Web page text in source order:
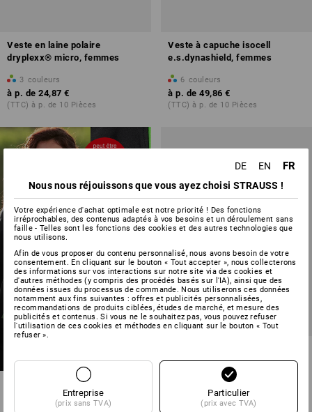
Veste en laine polaire
dryplexx® micro, femmes
3 couleurs
à p. de 24,87 €
(TTC) à p. de 10 Pièces
Veste à capuche isocell
e.s.dynashield, femmes
6 couleurs
à p. de 49,86 €
(TTC) à p. de 10 Pièces
COMPOSER !
Le design de broderie de votre
choix en quelques clics – idéal
pour les vêtements de travail
sollicités
créez vous-même
e.s.vintage, femmes
41,53 €
(TTC) à p. de 10 Pièces
DE EN FR
Nous nous réjouissons que vous ayez choisi STRAUSS !
Votre expérience d'achat optimale est notre priorité ! Des fonctions
irréprochables, des contenus adaptés à vos besoins et un déroulement sans
faille - Telles sont les fonctions des cookies et des autres technologies que
nous utilisons.
Afin de vous proposer du contenu personnalisé, nous avons besoin de votre
consentement. En cliquant sur le bouton « Tout accepter », nous collecterons
des informations sur vos interactions sur notre site via des cookies et
d'autres méthodes (y compris des procédés basés sur l'IA), ainsi que des
données issues du processus de commande. Nous utiliserons ces données
notamment aux fins suivantes : offres et publicités personnalisées,
recommandations de produits ciblées, études de marché, et mesure des
publicités et contenus. Si vous ne le souhaitez pas, vous pouvez refuser
l'utilisation de ces cookies et méthodes en cliquant sur le bouton « Tout
refuser ».
Entreprise
(prix sans TVA)
Particulier
(prix avec TVA)